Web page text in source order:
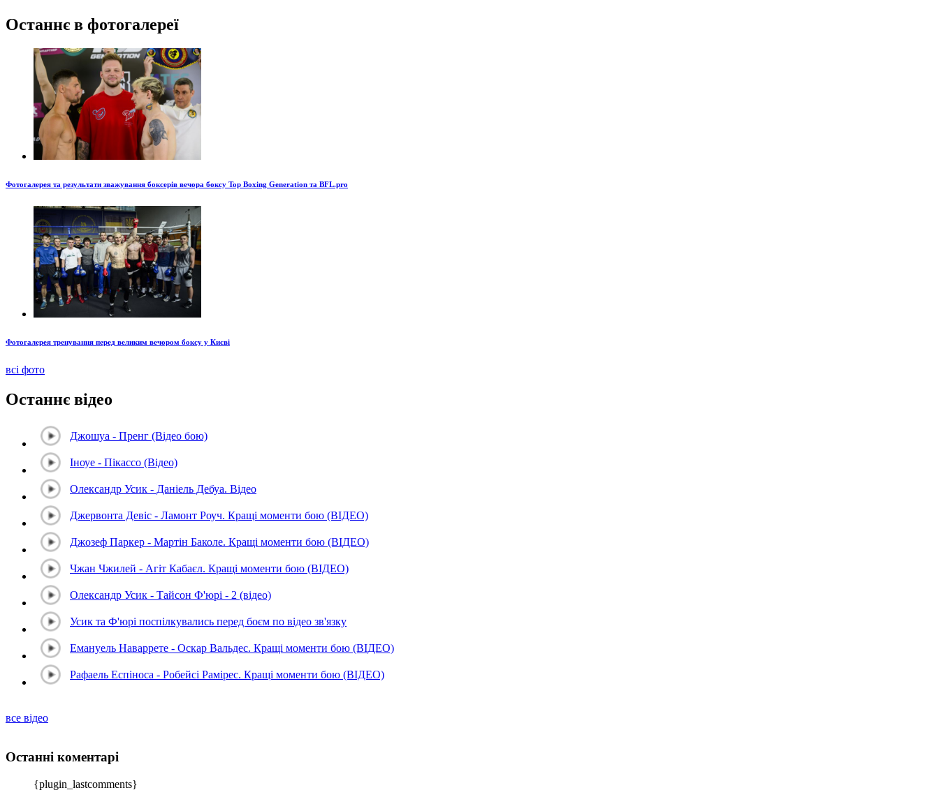
Останнє в фотогалереї
Фотогалерея та результати зважування боксерів вечора боксу Top Boxing Generation та BFL.pro
Фотогалерея тренування перед великим вечором боксу у Києві
всі фото
Останнє відео
Джошуа - Пренг (Відео бою)
Іноуе - Пікассо (Відео)
Олександр Усик - Даніель Дебуа. Відео
Джервонта Девіс - Ламонт Роуч. Кращі моменти бою (ВІДЕО)
Джозеф Паркер - Мартін Баколе. Кращі моменти бою (ВІДЕО)
Чжан Чжилей - Агіт Кабаєл. Кращі моменти бою (ВІДЕО)
Олександр Усик - Тайсон Ф'юрі - 2 (відео)
Усик та Ф'юрі поспілкувались перед боєм по відео зв'язку
Емануель Наваррете - Оскар Вальдес. Кращі моменти бою (ВІДЕО)
Рафаель Еспіноса - Робейсі Рамірес. Кращі моменти бою (ВІДЕО)
все відео
Останні коментарі
{plugin_lastcomments}